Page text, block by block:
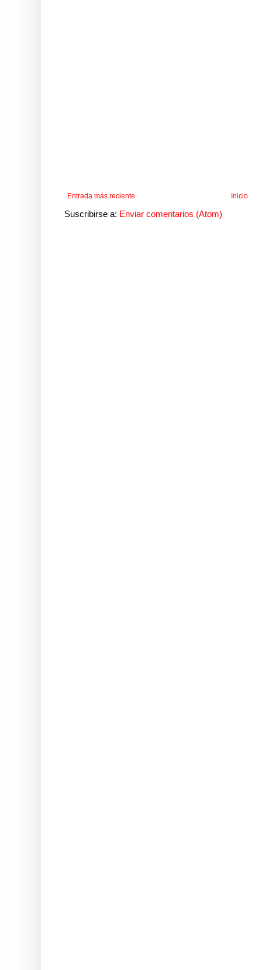
Entrada más reciente Inicio
Suscribirse a: Enviar comentarios (Atom)